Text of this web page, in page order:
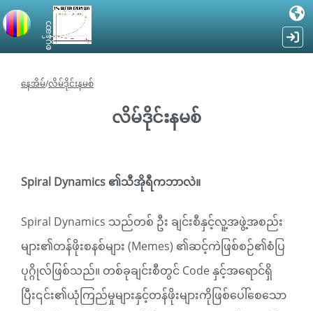
စပွန်ဆာ
နေအိမ်/လိမ်ဒိုင်းနမစ်
လိမ်ဒိုင်းနမစ်
Spiral Dynamics ၏သီအိုရီကဘာလဲ။
Spiral Dynamics သည်တစ် ဦး ချင်းစီနှင့်လူ့အဖွဲ့အစည်း
များ၏တန်ဖိုးစနစ်များ (Memes) ၏ဆင့်ကဲဖြစ်စဉ်၏စံပြ
ပုဂ္ဂိုလ်ဖြစ်သည်။ တစ်ခုချင်းစီတွင် Code နှင့်အရောင်ရှိ
ပြီး၎င်း၏ယုံကြည်မှုများနှင့်တန်ဖိုးများကိုဖြစ်ပေါ်စေသော